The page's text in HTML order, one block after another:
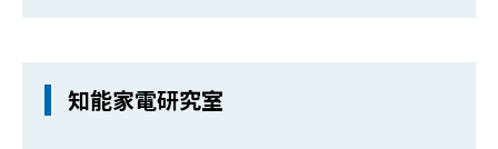
知能家電研究室